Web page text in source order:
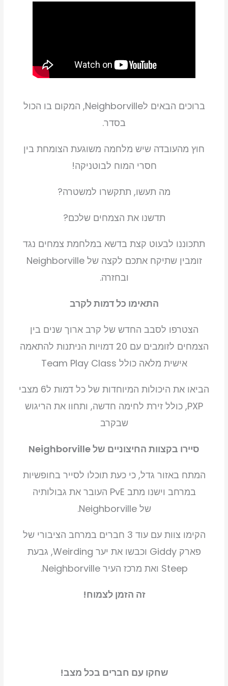
Switch
ברוכים הבאים לNeighborville, המקום בו הכול
בסדר.
חוץ מהעובדה שיש מלחמה משוגעת הצומחת בין
חסרי המוח לבוטניקה!
מה תעשו, תתקשרו למשטרה?
תדשנו את הצמחים שלכם?
תתכוננו לבעוט קצת בדשא במלחמת צמחים נגד
זומבין שתיקח אתכם לקצה של Neighborville
ובחזרה.
התאימו כל דמות לקרב
הצטרפו לסבב החדש של קרב ארוך שנים בין
הצמחים לזומבים עם 20 דמויות הניתנות להתאמה
אישית מלאה כולל Team Play Class
הביאו את היכולות המיוחדות של כל דמות ל6 מצבי
PXP, כולל זירת לחימה חדשה, ותחוו את הריגוש
שבקרב
סיירו בקצוות החיצוניים של Neighborville
המתח באזור גדל, כי כעת תוכלו לסייר בחופשיות
במרחב וישנו מתב PvE העובר את גבולותיה
של Neighborville.
הקימו צוות עם עוד 3 חברים במרחב הציבורי של
פארק Giddy וכבשו את יער Weirding, גבעת
Steep ואת מרכז העיר Neighborville.
זה הזמן לצמוח!
שחקו עם חברים בכל מצב!